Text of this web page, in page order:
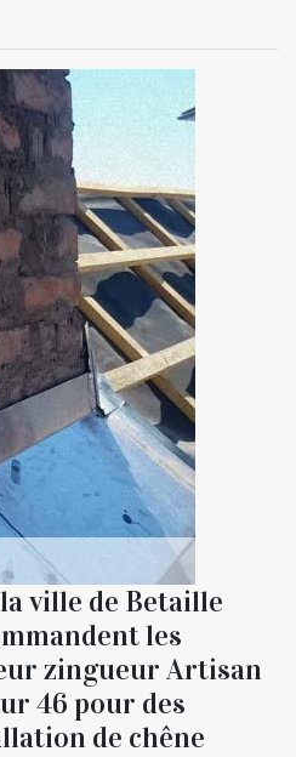
ville de Betaille
les
zingueur Artisan
46 pour des
de chêne